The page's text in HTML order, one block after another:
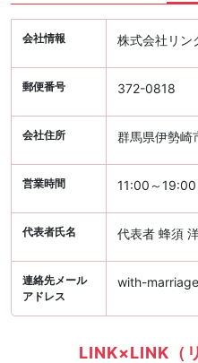
会社情報 株式会社リン
郵便番号 372-0818
会社住所 群馬県伊勢崎
営業時間 11:00～19:00
代表者氏名 代表者 蜂須
連絡先メール
アドレス
with-
LINK×LINK（